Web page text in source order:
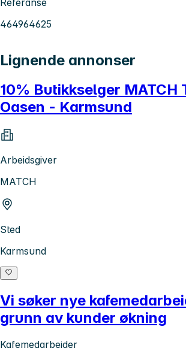
464964625
Lignende annonser
10% Butikkselger MATCH
Oasen - Karmsund
Arbeidsgiver
MATCH
Sted
Karmsund
Vi søker nye
grunn av kunder økning
Kafemedarbeider